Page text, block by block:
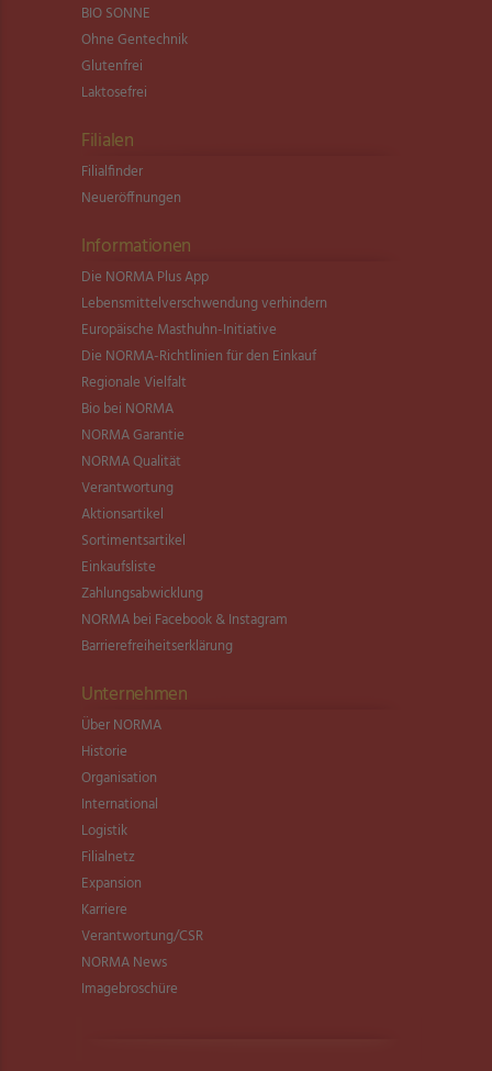
BIO SONNE
Ohne Gentechnik
Glutenfrei
Laktosefrei
Filialen
Filialfinder
Neueröffnungen
Informationen
Die NORMA Plus App
Lebensmittel­verschwendung verhindern
Europäische Masthuhn-Initiative
Die NORMA-Richtlinien für den Einkauf
Regionale Vielfalt
Bio bei NORMA
NORMA Garantie
NORMA Qualität
Verantwortung
Aktionsartikel
Sortimentsartikel
Einkaufsliste
Zahlungsabwicklung
NORMA bei Facebook & Instagram
Barrierefreiheitserklärung
Unternehmen
Über NORMA
Historie
Organisation
International
Logistik
Filialnetz
Expansion
Karriere
Verantwortung/CSR
NORMA News
Imagebroschüre